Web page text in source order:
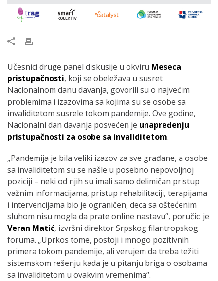
Učesnici druge panel diskusije u okviru Meseca
pristupačnosti, koji se obeležava u susret
Nacionalnom danu davanja, govorili su o najvećim
problemima i izazovima sa kojima su se osobe sa
invaliditetom susrele tokom pandemije. Ove godine,
Nacionalni dan davanja posvećen je unapređenju
pristupačnosti za osobe sa invaliditetom.
„Pandemija je bila veliki izazov za sve građane, a osobe
sa invaliditetom su se našle u posebno nepovoljnoj
poziciji – neki od njih su imali samo delimičan pristup
važnim informacijama, pristup rehabilitaciji, terapijama
i intervencijama bio je ograničen, deca sa oštećenim
sluhom nisu mogla da prate online nastavu“, poručio je
Veran Matić, izvršni direktor Srpskog filantropskog
foruma. „Uprkos tome, postoji i mnogo pozitivnih
primera tokom pandemije, ali verujem da treba težiti
sistemskom rešenju kada je u pitanju briga o osobama
sa invaliditetom u ovakvim vremenima“.